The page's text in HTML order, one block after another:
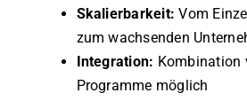
Skalierbarkeit: Vom
zum wachsenden
Integration: Kombination
Programme möglich